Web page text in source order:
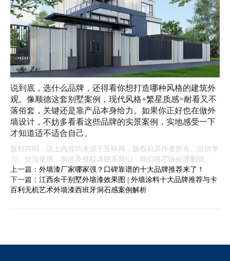
说到底，选什么品牌，还得看你想打造哪种风格的建筑外
观。像顺德这套别墅案例，现代风格+繁星质感=耐看又不
落俗套，关键还是靠产品本身给力。如果你正好也在做外
墙设计，不妨多看看这些品牌的实景案例，实地感受一下
才知道适不适合自己。
版权声明：以上内容均来源于互联网，版权归原作者所有。仅供学
习、交流使用，如涉及侵权请联系我们，我们将尽快处理删除。
上一篇： ​外墙漆厂家哪家强？口碑靠谱的十大品牌推荐来了！
下一篇： 江西余干别墅外墙漆效果图 | 外墙涂料十大品牌推荐与卡
百利无机艺术外墙漆西班牙洞石感案例解析